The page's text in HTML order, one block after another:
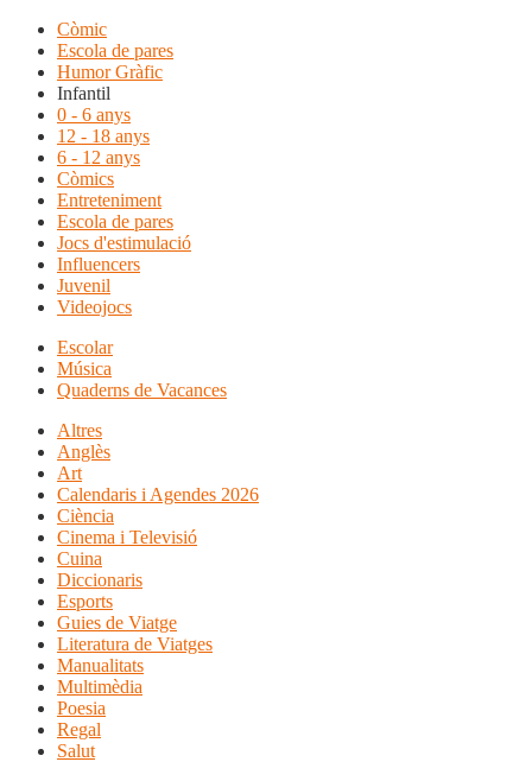
Còmic
Escola de pares
Humor Gràfic
Infantil
0 - 6 anys
12 - 18 anys
6 - 12 anys
Còmics
Entreteniment
Escola de pares
Jocs d'estimulació
Influencers
Juvenil
Videojocs
Escolar
Música
Quaderns de Vacances
Altres
Anglès
Art
Calendaris i Agendes 2026
Ciència
Cinema i Televisió
Cuina
Diccionaris
Esports
Guies de Viatge
Literatura de Viatges
Manualitats
Multimèdia
Poesia
Regal
Salut